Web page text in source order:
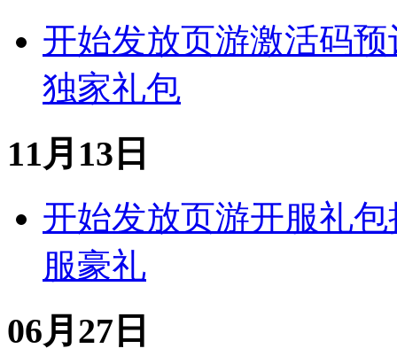
开始发放页游激活码预
独家礼包
11月13日
开始发放页游开服礼包
服豪礼
06月27日